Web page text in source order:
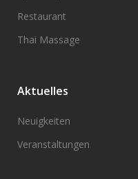
Restaurant
Thai Massage
Aktuelles
Neuigkeiten
Veranstaltungen